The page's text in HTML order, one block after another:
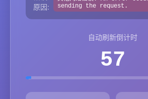
原因:
sending the request.
自动刷新倒计时
57